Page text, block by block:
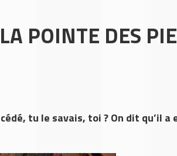
POINTE DES
tu le savais, toi ? On dit qu’il a